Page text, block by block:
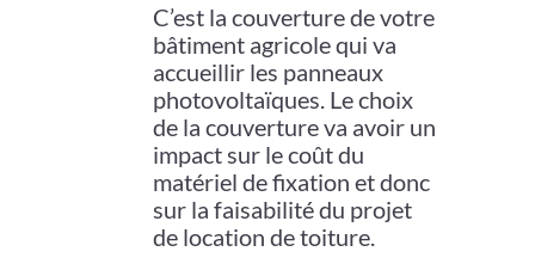
C’est la couverture de votre
bâtiment agricole qui va
accueillir les panneaux
photovoltaïques. Le choix
de la couverture va avoir un
impact sur le coût du
matériel de fixation et donc
sur la faisabilité du projet
de location de toiture.